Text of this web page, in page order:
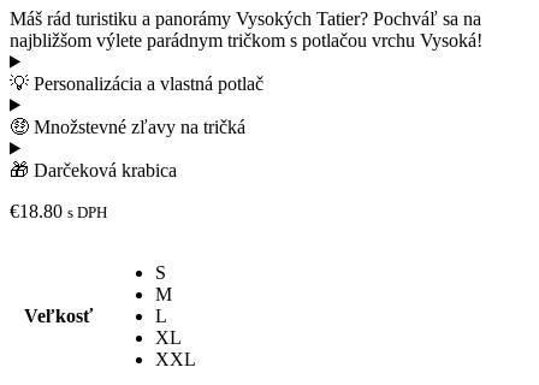
Máš rád turistiku a panorámy Vysokých Tatier? Pochváľ sa na
najbližšom výlete parádnym tričkom s potlačou vrchu Vysoká!
💡 Personalizácia a vlastná potlač
🤑 Množstevné zľavy na tričká
🎁 Darčeková krabica
€18.80 s DPH
Veľkosť
S
M
L
XL
XXL